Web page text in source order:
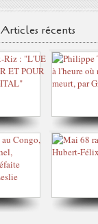
Articles récents